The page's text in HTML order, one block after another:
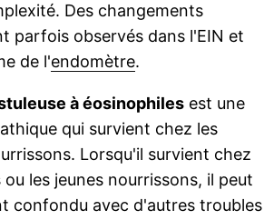
Des changements
parfois observés dans l'EIN et
de l'endomètre.
à éosinophilesest une
qui survient chez les
Lorsqu'il survient chez
les jeunes nourrissons, il peut
confondu avec d'autres troubles